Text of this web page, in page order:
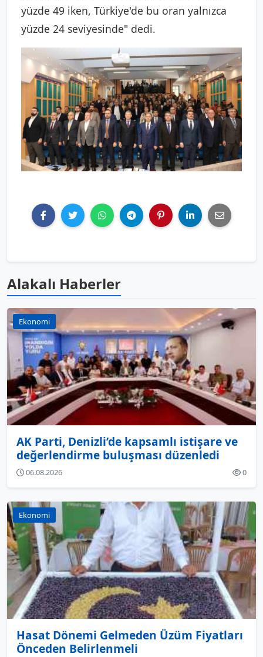
yüzde 49 iken, Türkiye'de bu oran yalnızca
yüzde 24 seviyesinde" dedi.
Alakalı Haberler
Ekonomi
AK Parti, Denizli’de kapsamlı istişare ve
değerlendirme buluşması düzenledi
06.08.2026 0
Ekonomi
Hasat Dönemi Gelmeden Üzüm Fiyatları
Önceden Belirlenmeli